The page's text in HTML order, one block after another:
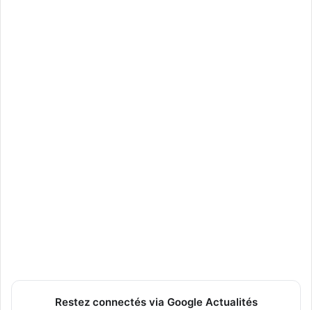
Restez connectés via Google Actualités